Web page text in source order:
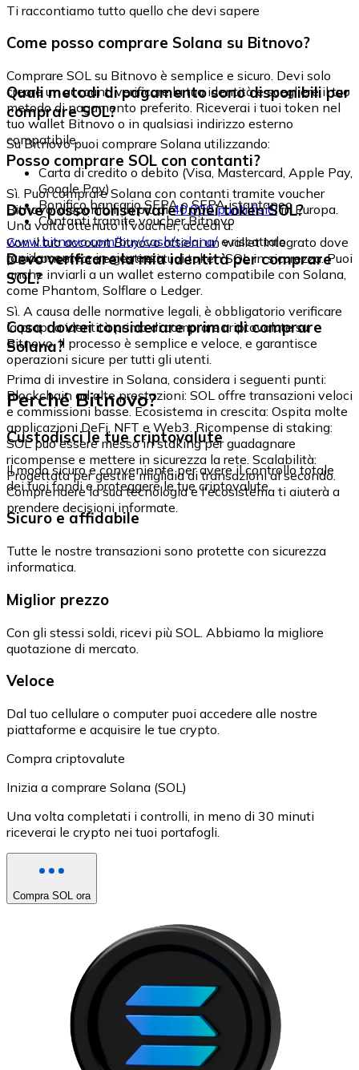
Ti raccontiamo tutto quello che devi sapere
Come posso comprare Solana su Bitnovo?
Comprare SOL su Bitnovo è semplice e sicuro. Devi solo
creare un account, verificare la tua identità e scegliere il tuo
metodo di pagamento preferito. Riceverai i tuoi token nel
tuo wallet Bitnovo o in qualsiasi indirizzo esterno
compatibile.
Quali metodi di pagamento sono disponibili per
comprare SOL?
Su Bitnovo puoi comprare Solana utilizzando:
Carta di credito o debito (Visa, Mastercard, Apple Pay,
Google Pay)
Bonifico bancario SEPA o SEPA istantaneo
Contanti tramite voucher Bitnovo
Posso comprare SOL con contanti?
Sì. Puoi comprare Solana con contanti tramite voucher
Bitnovo, disponibili in più di40.000 punti fisiciin Europa.
Una volta ottenuto il voucher, accedi a:
www.bitnovo.com/buy/cash/solana/e riscattalo
rapidamente e in sicurezza.
Dove posso conservare i miei token SOL?
Con il tuo account Bitnovo ottieni un wallet integrato dove
puoi conservare e gestire i tuoi token SOL in sicurezza. Puoi
anche inviarli a un wallet esterno compatibile con Solana,
come Phantom, Solflare o Ledger.
Devo verificare la mia identità per comprare
SOL?
Sì. A causa delle normative legali, è obbligatorio verificare
la propria identità prima di comprare criptovalute su
Bitnovo. Il processo è semplice e veloce, e garantisce
operazioni sicure per tutti gli utenti.
Cosa dovrei considerare prima di comprare
Solana?
Prima di investire in Solana, considera i seguenti punti:
Blockchain ad alte prestazioni: SOL offre transazioni veloci
e commissioni basse. Ecosistema in crescita: Ospita molte
applicazioni DeFi, NFT e Web3. Ricompense di staking:
SOL può essere messo in staking per guadagnare
ricompense e mettere in sicurezza la rete. Scalabilità:
Progettata per gestire migliaia di transazioni al secondo.
Comprendere la sua tecnologia e l'ecosistema ti aiuterà a
prendere decisioni informate.
Perché Bitnovo?
Custodisci le tue criptovalute
Il modo sicuro e conveniente per avere il controllo totale
dei tuoi fondi e proteggere le tue criptovalute.
Sicuro e affidabile
Tutte le nostre transazioni sono protette con sicurezza
informatica.
Miglior prezzo
Con gli stessi soldi, ricevi più SOL. Abbiamo la migliore
quotazione di mercato.
Veloce
Dal tuo cellulare o computer puoi accedere alle nostre
piattaforme e acquisire le tue crypto.
Compra criptovalute
Inizia a comprare Solana (SOL)
Una volta completati i controlli, in meno di 30 minuti
riceverai le crypto nei tuoi portafogli.
Compra SOL ora